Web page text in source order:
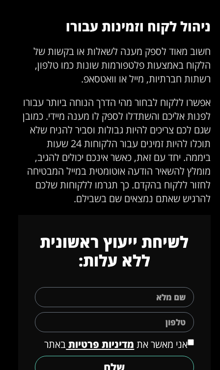
ניהול לקוח וזמינות עבורו
חשוב מאוד לספק מענה לשאלות או בקשות של
הלקוח באמצעות פלטפורמות שונות כמו טלפון,
רשתות חברתיות, מייל או וואטסאפ.
אפשרו ללקוח לבחור מהי הדרך הנוחה ביותר עבורו
לפנות אליכם והשתדלו לספק לו מענה מיידי. כמובן
שגם לכם צריכים להיות גבולות וסביר להניח שלא
תוכלו להיות זמינים עבור הלקוחות 24 שעות
ביממה. יחד עם זאת, כאשר אינכם יכולים להגיב,
מומלץ להשאיר הודעה אוטומטית במייל המבטיחה
לחזור ללקוח בהקדם. כך תגרמו ללקוחות שלכם
להרגיש שאתם נמצאים שם בשבילם.
לשיחת ייעוץ ראשונית
ללא עלות:
אני מאשר את מדיניות פרטיותבאתר